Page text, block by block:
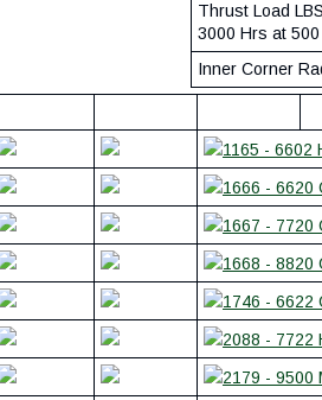
Thrust Load
3000 Hrs at 500
Inner Corner
1165 - 6602
1666 - 6620
1667 - 7720
1668 - 8820
1746 - 6622
2088 - 7722
2179 - 9500